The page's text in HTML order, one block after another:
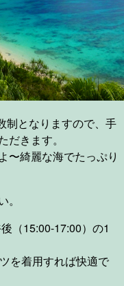
制となりますので、手
きます。
〜綺麗な海でたっぷり
（15:00-17:00）の1
を着用すれば快適で